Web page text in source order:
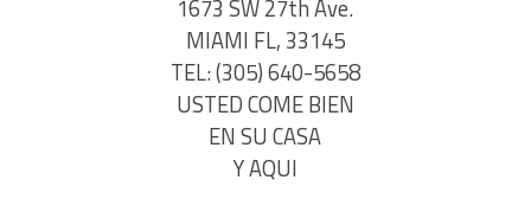
1673 SW 27th Ave.
MIAMI FL, 33145
TEL: (305) 640-5658
USTED COME BIEN
EN SU CASA
Y AQUI